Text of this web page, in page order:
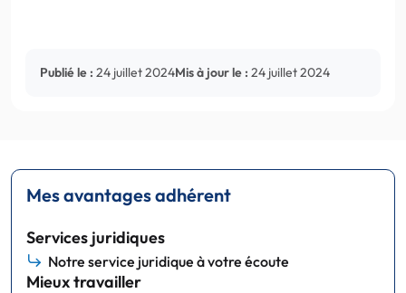
Publié le : 24 juillet 2024Mis à jour le : 24 juillet 2024
Mes avantages adhérent
Services juridiques
Notre service juridique à votre écoute
Mieux travailler